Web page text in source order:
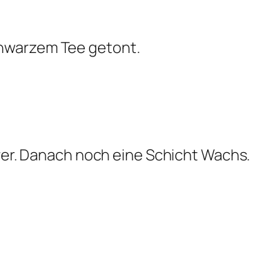
Tee getont.
Danach noch eine Schicht Wachs.